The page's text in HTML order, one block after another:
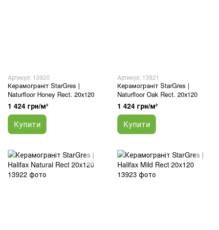
Артикул: 13920
Керамограніт StarGres |
Naturfloor Honey Rect. 20х120
1 424 грн/м²
Купити
Артикул: 13921
Керамограніт StarGres |
Naturfloor Oak Rect. 20х120
1 424 грн/м²
Купити